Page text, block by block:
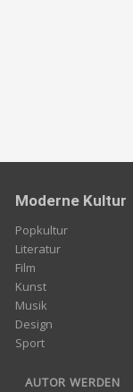
Moderne Kultur
Popkultur
Literatur
Film
Kunst
Musik
Design
Sport
AUTOR WERDEN